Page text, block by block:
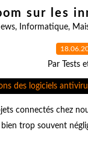
sur les
, Informatique,
Par Tests
connectés chez
trop souvent